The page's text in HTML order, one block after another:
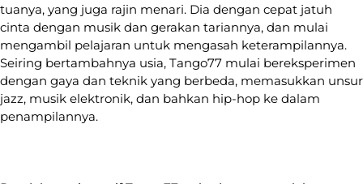
tuanya, yang juga rajin menari. Dia dengan cepat jatuh
cinta dengan musik dan gerakan tariannya, dan mulai
mengambil pelajaran untuk mengasah keterampilannya.
Seiring bertambahnya usia, Tango77 mulai bereksperimen
dengan gaya dan teknik yang berbeda, memasukkan unsur
jazz, musik elektronik, dan bahkan hip-hop ke dalam
penampilannya.